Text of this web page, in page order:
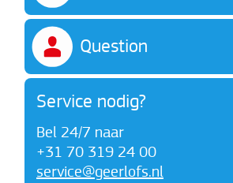
Question
Service nodig?
Bel 24/7 naar
+31 70 319 24 00
service@geerlofs.nl